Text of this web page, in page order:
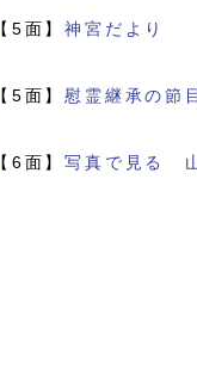
【5面】神宮だより
【5面】慰霊継承の節
【6面】写真で見る